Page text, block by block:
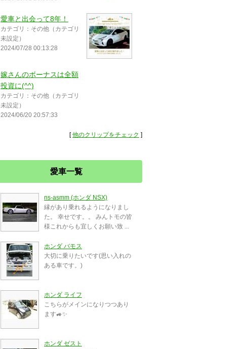
愛車と出会って8年！
カテゴリ：その他（カテゴリ
未設定）
2024/07/28 00:13:28
嫁さんのボーナスは全額
投資に(^^)
カテゴリ：その他（カテゴリ
未設定）
2024/06/20 20:57:33
[他のクリップをチェック ]
愛車一覧
ns-asmm (ホンダ NSX)
縁があり乗れるようになりまし
た。 幸せです。。 みんトモの皆
様これからも宜しくお願い致 ...
ホンダ バモス
大切に乗りたいです(思い入れの
ある車です。)
ホンダ ライフ
こちらがメインになりつつあり
ます🚙✨
ホンダ ゼスト